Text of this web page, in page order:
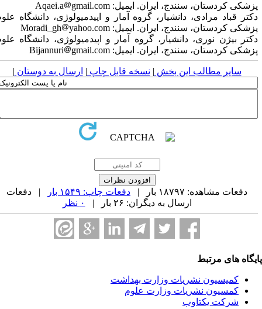
کردستان، سنندج، ایران.ایمیل: Aqaei.a
gmail.com
قباد مرادی،دانشیار، گروه آمار و اپیدمیولوژی، دانشگاه علوم
کردستان، سنندج، ایران.ایمیل: Moradi_gh
yahoo.com
بیژن نوری،دانشیار، گروه آمار و اپیدمیولوژی، دانشگاه علوم
کردستان، سنندج، ایران.ایمیل: Bijannuri gmail.com
سایر مطالب این بخش | نسخه قابل چاپ| ارسال به دوستان|
دفعات مشاهده: ۱۸۷۹۷ بار | دفعات چاپ: ۱۵۴۹ بار
| دفعات
ارسال به دیگران: ۲۶ بار |
های مرتبط
کمیسیون نشریات وزارت بهداشت
کمسیون نشریات وزارت علوم
شرکت یکتاوب